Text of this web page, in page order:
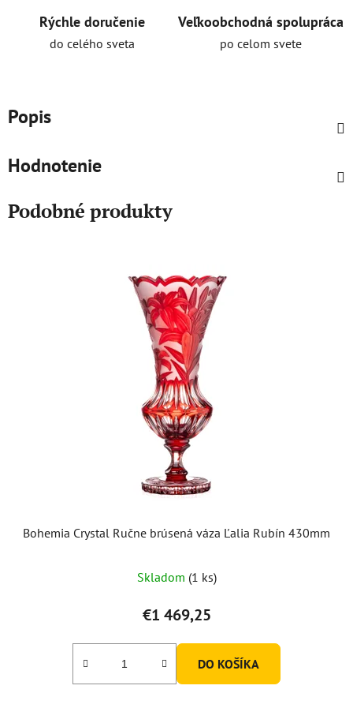
Rýchle doručenie
do celého sveta
Veľkoobchodná spolupráca
po celom svete
Popis
Hodnotenie
Podobné produkty
Bohemia Crystal Ručne brúsená váza Ľalia Rubín 430mm
Skladom (1 ks)
€1 469,25
DO KOŠÍKA